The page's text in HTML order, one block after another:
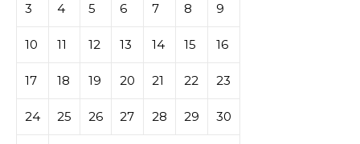
3 4 5 6 7 8 9
10 11 12 13 14 15 16
17 18 19 20 21 22 23
24 25 26 27 28 29 30